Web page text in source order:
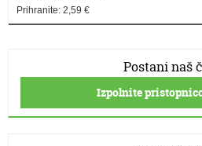
Prihranite: 2,59 €
Postani naš
Izpolnite